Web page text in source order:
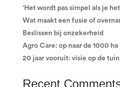
‘Het wordt pas simpel als je
Wat maakt een fusie of
Beslissen bij onzekerheid
Agro Care: op naar de 1000 ha
20 jaar vooruit: visie op de
Recent